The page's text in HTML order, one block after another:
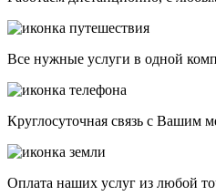
Все нужные услуги в одной
Круглосуточная связь с Вашим
Оплата наших услуг из любой